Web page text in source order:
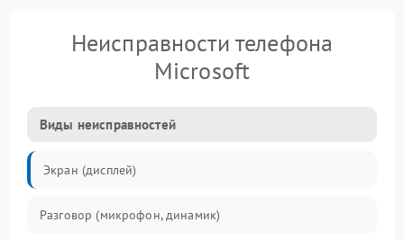
Неисправности телефона
Microsoft
Виды неисправностей
Экран (дисплей)
Разговор (микрофон, динамик)